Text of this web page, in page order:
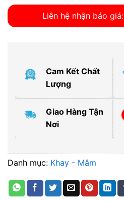
Liên hệ nhận báo giá:
Cam Kết Chất
Lượng
Giao Hàng Tận
Nơi
Danh mục: Khay - Mâm